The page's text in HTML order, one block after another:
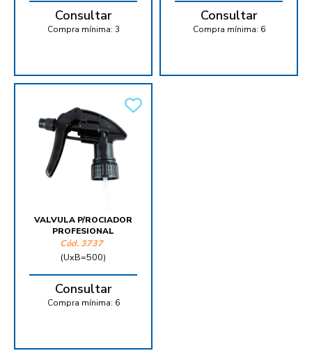
Consultar
Compra mínima: 3
Consultar
Compra mínima: 6
VALVULA P/ROCIADOR
PROFESIONAL
Cód. 3737
(UxB=500)
Consultar
Compra mínima: 6